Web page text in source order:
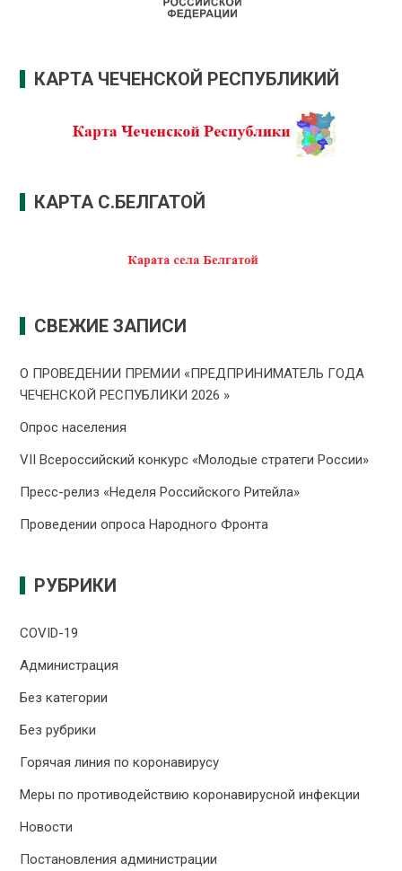
КАРТА ЧЕЧЕНСКОЙ РЕСПУБЛИКИЙ
КАРТА С.БЕЛГАТОЙ
СВЕЖИЕ ЗАПИСИ
О ПРОВЕДЕНИИ ПРЕMИИ «ПРЕДПРИНИМАТЕЛЬ ГОДА
ЧЕЧЕНСКОЙ РЕСПУБЛИКИ 2026 »
Опрос населения
VII Всероссийский конкурс «Молодые стратеги России»
Пресс-релиз «Неделя Российского Ритейла»
Проведении опроса Народного Фронта
РУБРИКИ
COVID-19
Администрация
Без категории
Без рубрики
Горячая линия по коронавирусу
Меры по противодействию коронавирусной инфекции
Новости
Постановления администрации